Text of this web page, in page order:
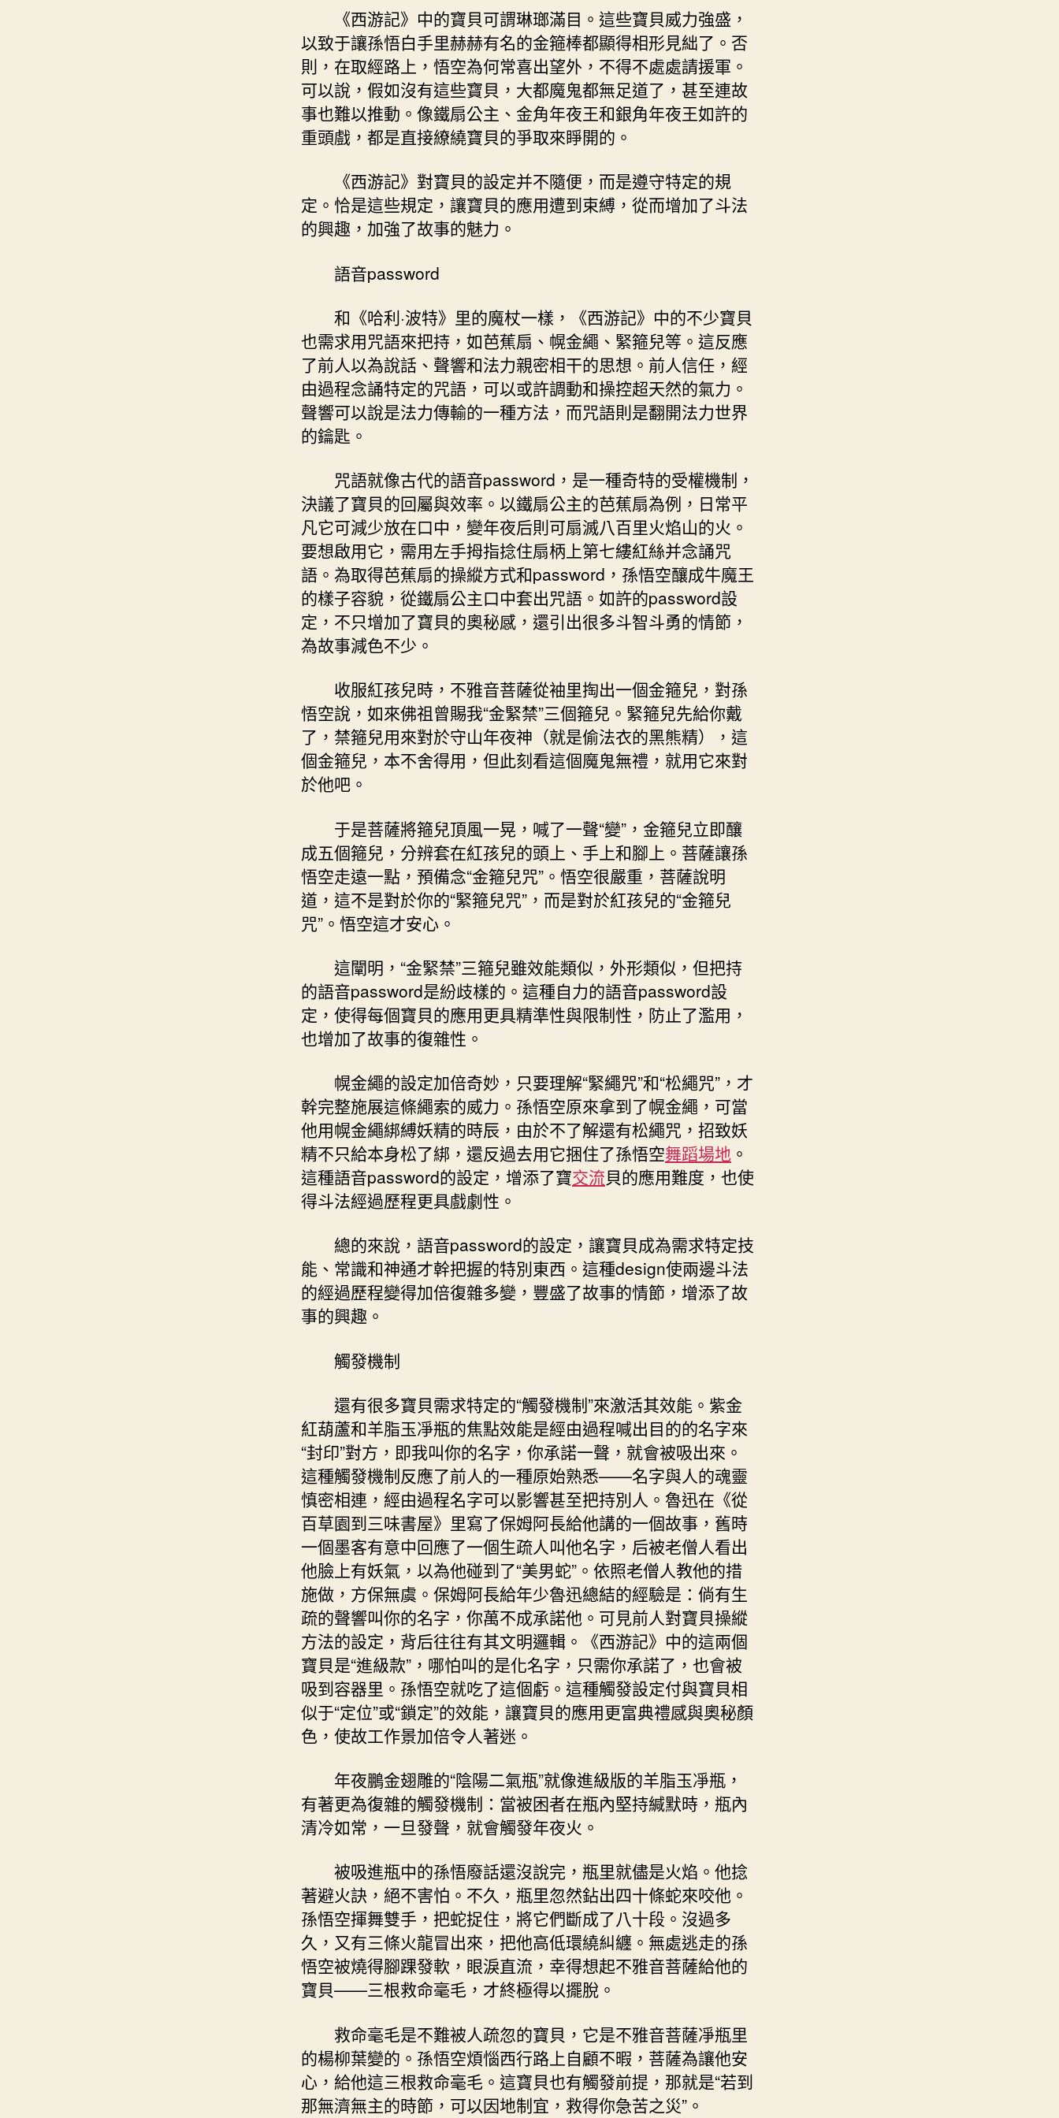
轉
規
定
–
文
史
–
作
家
《西游記》中的寶貝可謂琳瑯滿目。這些寶貝威力強盛，
以致于讓孫悟白手里赫赫有名的金箍棒都顯得相形見絀了。否
則，在取經路上，悟空為何常喜出望外，不得不處處請援軍。
可以說，假如沒有這些寶貝，大都魔鬼都無足道了，甚至連故
事也難以推動。像鐵扇公主、金角年夜王和銀角年夜王如許的
重頭戲，都是直接繚繞寶貝的爭取來睜開的。
《西游記》對寶貝的設定并不隨便，而是遵守特定的規
定。恰是這些規定，讓寶貝的應用遭到束縛，從而增加了斗法
的興趣，加強了故事的魅力。
語音password
和《哈利·波特》里的魔杖一樣，《西游記》中的不少寶貝
也需求用咒語來把持，如芭蕉扇、幌金繩、緊箍兒等。這反應
了前人以為說話、聲響和法力親密相干的思想。前人信任，經
由過程念誦特定的咒語，可以或許調動和操控超天然的氣力。
聲響可以說是法力傳輸的一種方法，而咒語則是翻開法力世界
的鑰匙。
咒語就像古代的語音password，是一種奇特的受權機制，
決議了寶貝的回屬與效率。以鐵扇公主的芭蕉扇為例，日常平
凡它可減少放在口中，變年夜后則可扇滅八百里火焰山的火。
要想啟用它，需用左手拇指捻住扇柄上第七縷紅絲并念誦咒
語。為取得芭蕉扇的操縱方式和password，孫悟空釀成牛魔王
的樣子容貌，從鐵扇公主口中套出咒語。如許的password設
定，不只增加了寶貝的奧秘感，還引出很多斗智斗勇的情節，
為故事減色不少。
收服紅孩兒時，不雅音菩薩從袖里掏出一個金箍兒，對孫
悟空說，如來佛祖曾賜我“金緊禁”三個箍兒。緊箍兒先給你戴
了，禁箍兒用來對於守山年夜神（就是偷法衣的黑熊精），這
個金箍兒，本不舍得用，但此刻看這個魔鬼無禮，就用它來對
於他吧。
于是菩薩將箍兒頂風一晃，喊了一聲“變”，金箍兒立即釀
成五個箍兒，分辨套在紅孩兒的頭上、手上和腳上。菩薩讓孫
悟空走遠一點，預備念“金箍兒咒”。悟空很嚴重，菩薩說明
道，這不是對於你的“緊箍兒咒”，而是對於紅孩兒的“金箍兒
咒”。悟空這才安心。
這闡明，“金緊禁”三箍兒雖效能類似，外形類似，但把持
的語音password是紛歧樣的。這種自力的語音password設
定，使得每個寶貝的應用更具精準性與限制性，防止了濫用，
也增加了故事的復雜性。
幌金繩的設定加倍奇妙，只要理解“緊繩咒”和“松繩咒”，才
幹完整施展這條繩索的威力。孫悟空原來拿到了幌金繩，可當
他用幌金繩綁縛妖精的時辰，由於不了解還有松繩咒，招致妖
精不只給本身松了綁，還反過去用它捆住了孫悟空舞蹈場地 。
這種語音password的設定，增添了寶交流貝的應用難度，也使
得斗法經過歷程更具戲劇性。
總的來說，語音password的設定，讓寶貝成為需求特定技
能、常識和神通才幹把握的特別東西。這種design使兩邊斗法
的經過歷程變得加倍復雜多變，豐盛了故事的情節，增添了故
事的興趣。
觸發機制
還有很多寶貝需求特定的“觸發機制”來激活其效能。紫金
紅葫蘆和羊脂玉凈瓶的焦點效能是經由過程喊出目的的名字來
“封印”對方，即我叫你的名字，你承諾一聲，就會被吸出來。
這種觸發機制反應了前人的一種原始熟悉——名字與人的魂靈
慎密相連，經由過程名字可以影響甚至把持別人。魯迅在《從
百草園到三味書屋》里寫了保姆阿長給他講的一個故事，舊時
一個墨客有意中回應了一個生疏人叫他名字，后被老僧人看出
他臉上有妖氣，以為他碰到了“美男蛇”。依照老僧人教他的措
施做，方保無虞。保姆阿長給年少魯迅總結的經驗是：倘有生
疏的聲響叫你的名字，你萬不成承諾他。可見前人對寶貝操縱
方法的設定，背后往往有其文明邏輯。《西游記》中的這兩個
寶貝是“進級款”，哪怕叫的是化名字，只需你承諾了，也會被
吸到容器里。孫悟空就吃了這個虧。這種觸發設定付與寶貝相
似于“定位”或“鎖定”的效能，讓寶貝的應用更富典禮感與奧秘顏
色，使故工作景加倍令人著迷。
年夜鵬金翅雕的“陰陽二氣瓶”就像進級版的羊脂玉凈瓶，
有著更為復雜的觸發機制：當被困者在瓶內堅持緘默時，瓶內
清冷如常，一旦發聲，就會觸發年夜火。
被吸進瓶中的孫悟廢話還沒說完，瓶里就儘是火焰。他捻
著避火訣，絕不害怕。不久，瓶里忽然鉆出四十條蛇來咬他。
孫悟空揮舞雙手，把蛇捉住，將它們斷成了八十段。沒過多
久，又有三條火龍冒出來，把他高低環繞糾纏。無處逃走的孫
悟空被燒得腳踝發軟，眼淚直流，幸得想起不雅音菩薩給他的
寶貝——三根救命毫毛，才終極得以擺脫。
救命毫毛是不難被人疏忽的寶貝，它是不雅音菩薩凈瓶里
的楊柳葉變的。孫悟空煩惱西行路上自顧不暇，菩薩為讓他安
心，給他這三根救命毫毛。這寶貝也有觸發前提，那就是“若到
那無濟無主的時節，可以因地制宜，救得你急苦之災”。